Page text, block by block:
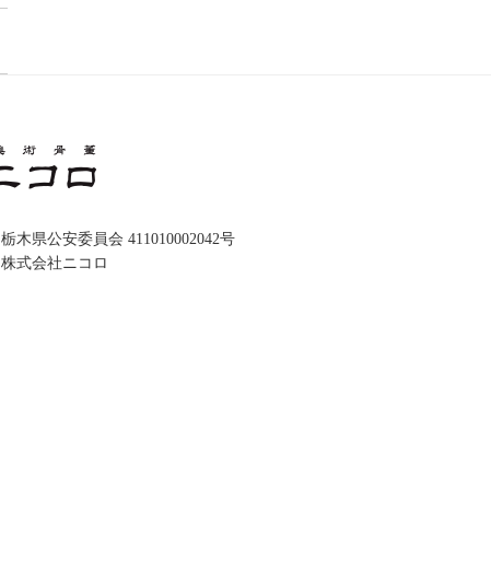
木県公安委員会 411010002042号
式会社ニコロ